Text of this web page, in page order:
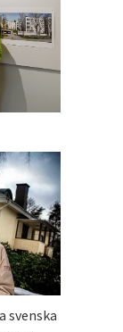
svenska